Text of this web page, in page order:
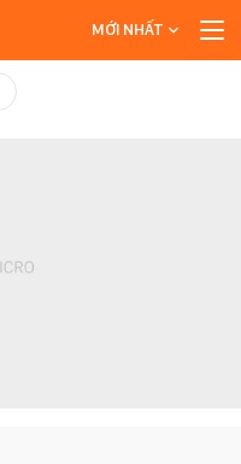
MỚI NHẤT